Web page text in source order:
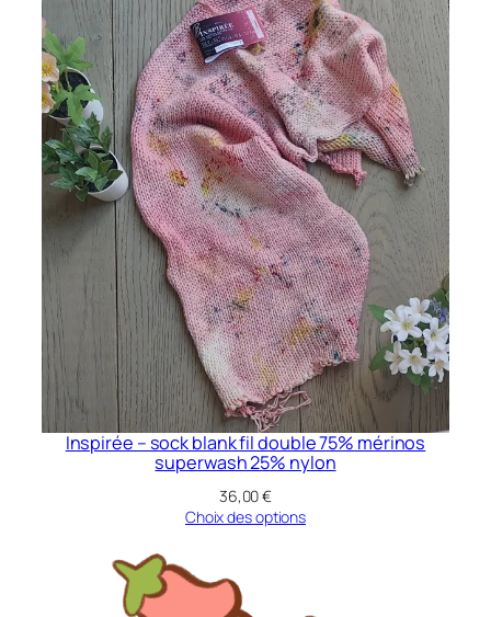
m
m
e
s
Inspirée – sock blank fil double 75% mérinos
superwash 25% nylon
36,00€
Choix des options